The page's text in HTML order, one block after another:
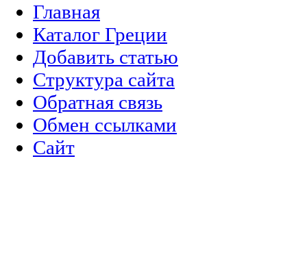
Главная
Каталог Греции
Добавить статью
Структура сайта
Обратная связь
Обмен ссылками
Сайт